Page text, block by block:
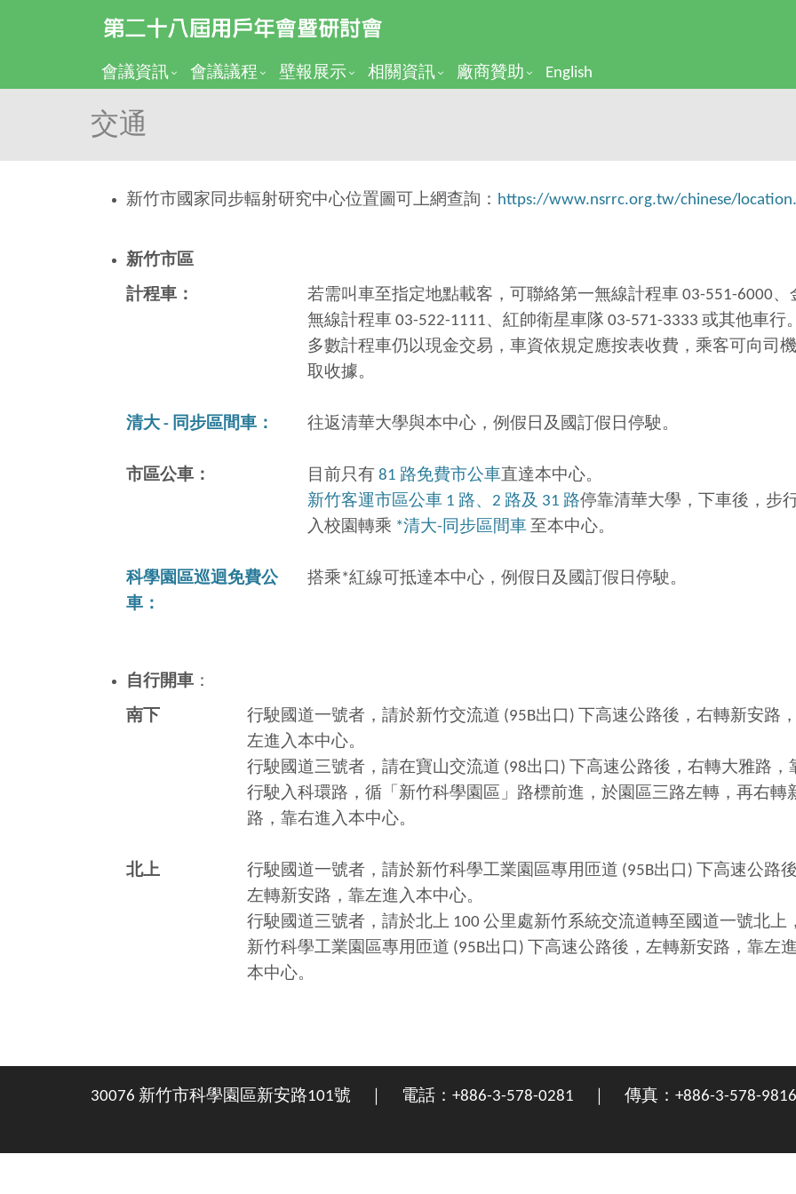
會議資訊 會議議程 壁報展示 相關資訊 廠商贊助 English
交通
新竹市國家同步輻射研究中心位置圖可上網查詢： https://www.nsrrc.org.tw/chinese/
新竹市區
計程車： 若需叫車至指定地點載客，可聯絡第一無線計程車 03-551-6000、
無線計程車03-522-1111、紅帥衛星車隊03-571-3333或其他車行
多數計程車仍以現金交易，車資依規定應按表收費，乘客可向司
取收據。
清大 - 同步區間車： 往返清華大學與本中心，例假日及國訂假日停駛。
市區公車： 目前只有81路免費市公車直達本中心。
新竹客運市區公車 1路、2路及 31路停靠清華大學，下車後，步
入校園轉乘 *清大- 同步區間車 至本中心。
科學園區巡迴免費公
車：
搭乘*紅線可抵達本中心，例假日及國訂假日停駛。
自行開車 ：
南下
行駛國道一號者，請於新竹交流道 (95B出口) 下高速公路後，右轉新安路
左進入本中心。
行駛國道三號者，請在寶山交流道 (98出口) 下高速公路後，右轉大雅路，
行駛入科環路，循「新竹科學園區」路標前進，於園區三路左轉，再右轉
路，靠右進入本中心。
北上
行駛國道一號者，請於新竹科學工業園區專用匝道 (95B出口) 下高速公路後
左轉新安路，靠左進入本中心。
行駛國道三號者，請於北上 100 公里處新竹系統交流道轉至國道一號北上
新竹科學工業園區專用匝道 (95B出口) 下高速公路後，左轉新安路，靠左
本中心。
30076 新竹市科學園區新安路101號 ｜ 電話：+886-3-578-0281 ｜ 傳真：+886-3-578-9816